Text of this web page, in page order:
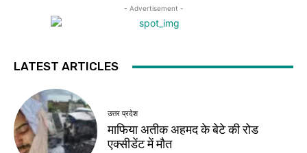
- Advertisement -
LATEST ARTICLES
उत्तर प्रदेश
माफिया अतीक अहमद के बेटे की रोड
एक्सीडेंट में मौत